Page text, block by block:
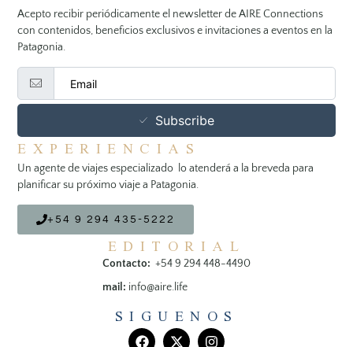
Acepto recibir periódicamente el newsletter de AIRE Connections
con contenidos, beneficios exclusivos e invitaciones a eventos en la
Patagonia.
Subscribe
EXPERIENCIAS
Un agente de viajes especializado lo atenderá a la breveda para
planificar su próximo viaje a Patagonia.
+54 9 294 435-5222
EDITORIAL
Contacto: +54 9 294 448-4490
mail: info@aire.life
SIGUENOS